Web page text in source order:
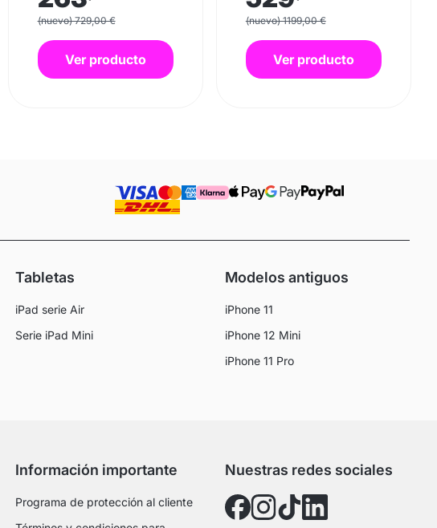
(nuevo) 729,00 €
Ver producto
(nuevo) 1199,00 €
Ver producto
Tabletas
iPad serie Air
Serie iPad Mini
Modelos antiguos
iPhone 11
iPhone 12 Mini
iPhone 11 Pro
Información importante
Programa de protección al cliente
Nuestras redes sociales